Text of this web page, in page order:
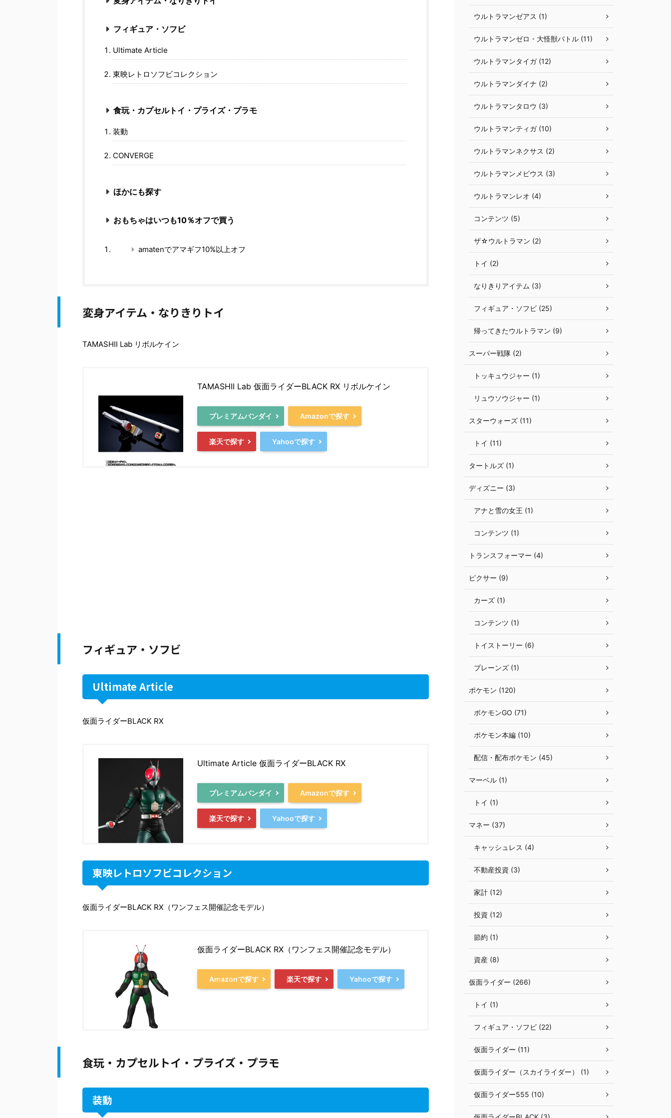
フィギュア・ソフビ
Ultimate Article
東映レトロソフビコレクション
食玩・カプセルトイ・プライズ・プラモ
装動
CONVERGE
ほかにも探す
おもちゃはいつも10％オフで買う
amatenでアマギフ10%以上オフ
変身アイテム・なりきりトイ
TAMASHII Lab リボルケイン
TAMASHII Lab 仮面ライダーBLACK RX リボルケイン
プレミアムバンダイ Amazonで探す
楽天で探す Yahooで探す
フィギュア・ソフビ
Ultimate Article
仮面ライダーBLACK RX
Ultimate Article 仮面ライダーBLACK RX
プレミアムバンダイ Amazonで探す
楽天で探す Yahooで探す
東映レトロソフビコレクション
仮面ライダーBLACK RX（ワンフェス開催記念モデル）
仮面ライダーBLACK RX（ワンフェス開催記念モデル）
Amazonで探す 楽天で探す Yahooで探す
食玩・カプセルトイ・プライズ・プラモ
装動
ウルトラマンゼアス (1)
ウルトラマンゼロ・大怪獣バトル (11)
ウルトラマンタイガ (12)
ウルトラマンダイナ (2)
ウルトラマンタロウ (3)
ウルトラマンティガ (10)
ウルトラマンネクサス (2)
ウルトラマンメビウス (3)
ウルトラマンレオ (4)
コンテンツ (5)
ザ☆ウルトラマン (2)
トイ (2)
なりきりアイテム (3)
フィギュア・ソフビ (25)
帰ってきたウルトラマン (9)
スーパー戦隊 (2)
トッキュウジャー (1)
リュウソウジャー (1)
スターウォーズ (11)
トイ (11)
タートルズ (1)
ディズニー (3)
アナと雪の女王 (1)
コンテンツ (1)
トランスフォーマー (4)
ピクサー (9)
カーズ (1)
コンテンツ (1)
トイストーリー (6)
プレーンズ (1)
ポケモン (120)
ポケモンGO (71)
ポケモン本編 (10)
配信・配布ポケモン (45)
マーベル (1)
トイ (1)
マネー (37)
キャッシュレス (4)
不動産投資 (3)
家計 (12)
投資 (12)
節約 (1)
資産 (8)
仮面ライダー (266)
トイ (1)
フィギュア・ソフビ (22)
仮面ライダー (11)
仮面ライダー（スカイライダー） (1)
仮面ライダー555 (10)